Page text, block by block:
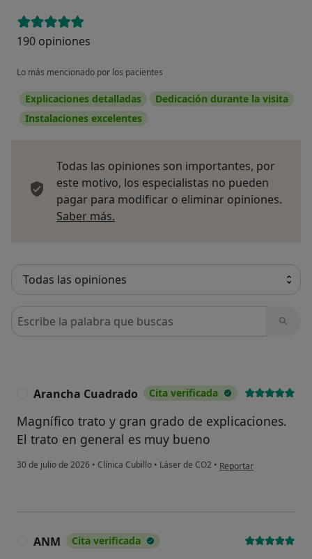
190 opiniones
Lo más mencionado por los pacientes
Explicaciones detalladas
Dedicación durante la visita
Instalaciones excelentes
Todas las opiniones son importantes, por
este motivo, los especialistas no pueden
pagar para modificar o eliminar opiniones.
Saber más.
Busca en opiniones
Arancha Cuadrado Cita verificada
Magnífico trato y gran grado de explicaciones.
El trato en general es muy bueno
30 de julio de 2026 • Clínica Cubillo • Láser de CO2 • en opinión del usuario
Reportar
ANM Cita verificada